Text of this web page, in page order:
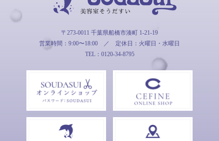
そうだすい
〒273-0011 千葉県船橋市湊町 1-21-19
営業時間：9:00〜18:00 ／ 定休日：火曜日・水曜日
TEL：0120-34-8795